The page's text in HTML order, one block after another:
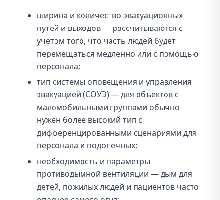
ширина и количество эвакуационных
путей и выходов — рассчитываются с
учётом того, что часть людей будет
перемещаться медленно или с помощью
персонала;
тип системы оповещения и управления
эвакуацией (СОУЭ) — для объектов с
маломобильными группами обычно
нужен более высокий тип с
дифференцированными сценариями для
персонала и подопечных;
необходимость и параметры
противодымной вентиляции — дым для
детей, пожилых людей и пациентов часто